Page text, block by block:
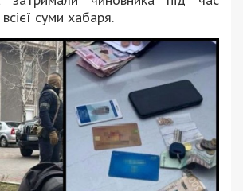
суми хабаря.